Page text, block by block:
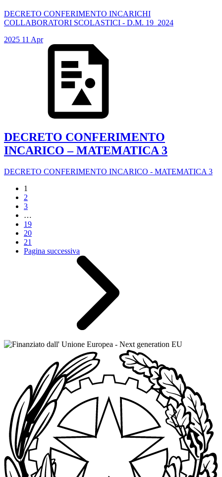
DECRETO CONFERIMENTO INCARICHI
COLLABORATORI SCOLASTICI - D.M. 19_2024
2025 11 Apr
DECRETO CONFERIMENTO
INCARICO – MATEMATICA 3
DECRETO CONFERIMENTO INCARICO - MATEMATICA 3
1
2
3
…
19
20
21
Pagina successiva